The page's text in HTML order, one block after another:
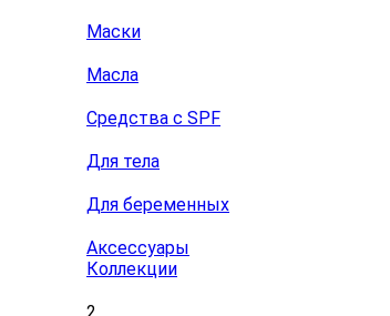
Маски
Масла
Средства с SPF
Для тела
Для беременных
Аксессуары
Коллекции